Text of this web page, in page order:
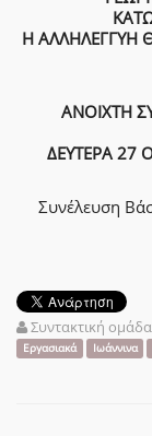
Η ΑΛΛΗΛΕΓΓΥΗ
ΑΝΟΙΧΤΗ
ΔΕΥΤΕΡΑ 27
Συνέλευση
Συντακτική ομάδα
Εργασιακά Ιωάννινα